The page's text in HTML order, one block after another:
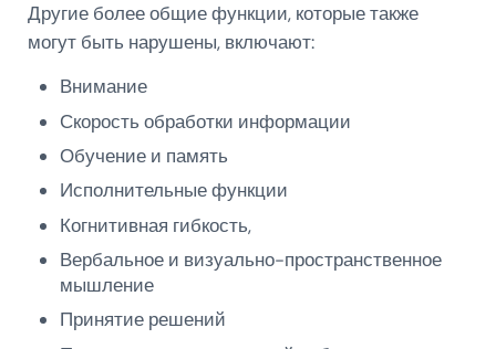
Другие более общие функции, которые также
могут быть нарушены, включают:
Внимание
Скорость обработки информации
Обучение и память
Исполнительные функции
Когнитивная гибкость,
Вербальное и визуально-пространственное
мышление
Принятие решений